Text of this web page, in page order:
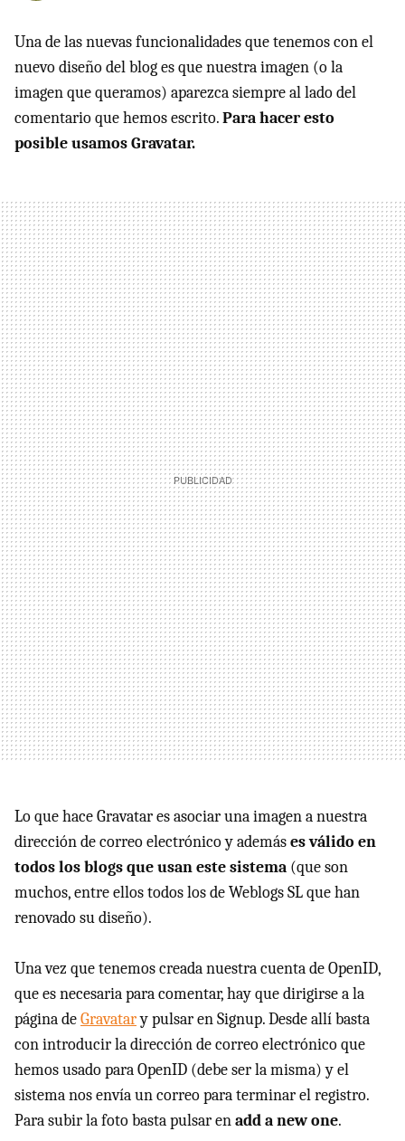
Una de las nuevas funcionalidades que tenemos con el
nuevo diseño del blog es que nuestra imagen (o la
imagen que queramos) aparezca siempre al lado del
comentario que hemos escrito.Para hacer esto
posible usamos Gravatar.
Lo que hace Gravatar es asociar una imagen a nuestra
dirección de correo electrónico y ademáses válido en
todos los blogs que usan este sistema (que son
muchos, entre ellos todos los de Weblogs SL que han
renovado su diseño).
Una vez que tenemos creada nuestra cuenta de OpenID,
que es necesaria para comentar, hay que dirigirse a la
página deGravatary pulsar en Signup. Desde allí basta
con introducir la dirección de correo electrónico que
hemos usado para OpenID (debe ser la misma) y el
sistema nos envía un correo para terminar el registro.
Para subir la foto basta pulsar enadd a new one.